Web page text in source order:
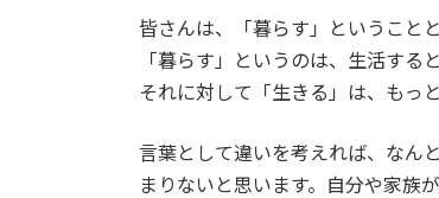
新
:
皆さんは、「暮らす」ということ
「暮らす」というのは、生活する
それに対して「生きる」は、もっ
言葉として違いを考えれば、なん
まりないと思います。自分や家族